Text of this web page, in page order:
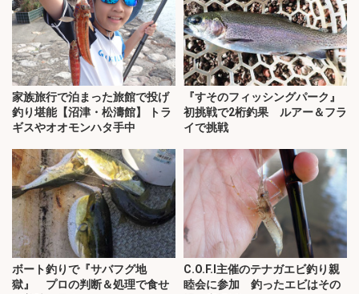
家族旅行で泊まった旅館で投げ
釣り堪能【沼津・松濤館】 トラ
ギスやオオモンハタ手中
『すそのフィッシングパーク』
初挑戦で2桁釣果 ルアー＆フラ
イで挑戦
ボート釣りで『サバフグ地
獄』 プロの判断＆処理で食せ
C.O.F.I主催のテナガエビ釣り親
睦会に参加 釣ったエビはその